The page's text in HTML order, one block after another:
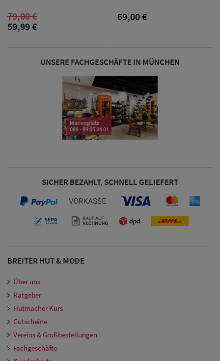
Baseball Caps
Damen
Bandana Caps
Damen
Snapback Caps
Damen Caps
Großgrößen
(63-65 cm)
79,00 €
59,99 €
69,00 €
UNSERE FACHGESCHÄFTE IN MÜNCHEN
Marienplatz
089 - 89 05 84 01
SICHER BEZAHLT, SCHNELL GELIEFERT
BREITER HUT & MODE
Über uns
Ratgeber
Hutmacher Kurs
Gutscheine
Vereins & Großbestellungen
Fachgeschäfte